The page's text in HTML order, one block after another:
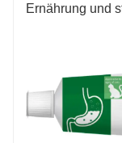
Ernährung und